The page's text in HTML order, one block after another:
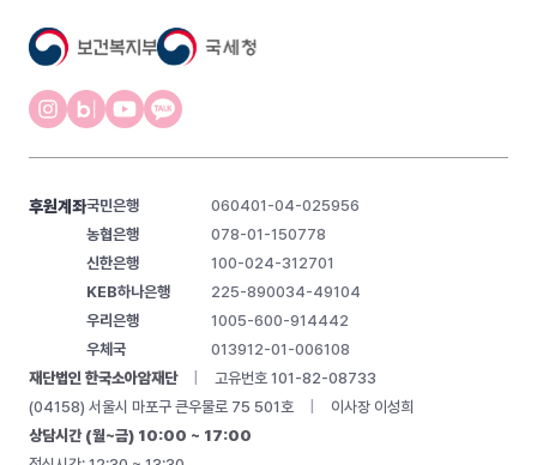
재단법인 한국소아암재단
고유번호 101-82-08733
(04158) 서울시 마포구 큰우물로 75 501호
이사장 이성희
상담시간 (월~금) 10:00 ~ 17:00
후원계좌국민은행
060401-04-025956
농협은행
078-01-150778
신한은행
100-024-312701
KEB하나은행
225-890034-49104
우리은행
1005-600-914442
우체국
013912-01-006108